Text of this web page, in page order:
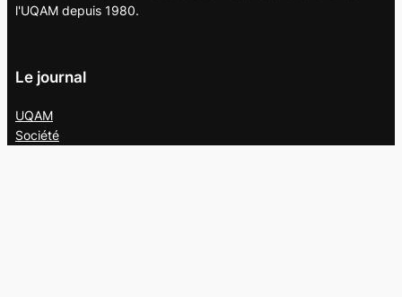
l'UQAM depuis 1980.
Le journal
UQAM
Société